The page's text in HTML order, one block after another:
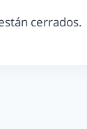
cerrados.